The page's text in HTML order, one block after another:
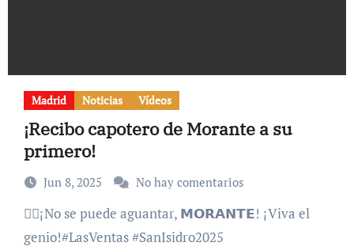
Madrid Noticias Vídeos
¡Recibo capotero de Morante a su
primero!
Jun 8, 2025 No hay comentarios
🧞‍♂️¡No se puede aguantar, 𝗠𝗢𝗥𝗔𝗡𝗧𝗘! ¡Viva el
genio!#LasVentas #SanIsidro2025